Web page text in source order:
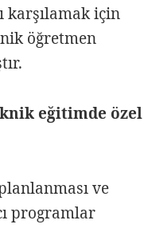
karşılamak için
öğretmen
eğitimde özel
ve
programlar